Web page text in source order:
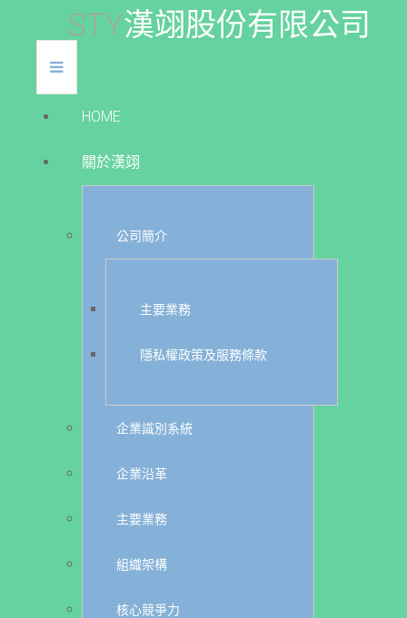
STY漢翊股份有限公司
HOME
關於漢翊
公司簡介
主要業務
隱私權政策及服務條款
企業識別系統
企業沿革
主要業務
組織架構
核心競爭力